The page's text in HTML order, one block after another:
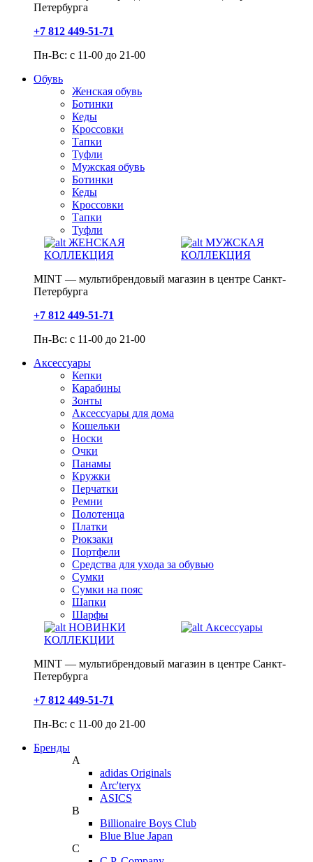
Петербурга
+7 812 449-51-71
Пн-Вс: с 11-00 до 21-00
Обувь
Женская обувь
Ботинки
Кеды
Кроссовки
Тапки
Туфли
Мужская обувь
Ботинки
Кеды
Кроссовки
Тапки
Туфли
ЖЕНСКАЯ
КОЛЛЕКЦИЯ
МУЖСКАЯ
КОЛЛЕКЦИЯ
MINT — мультибрендовый магазин в центре Санкт-
Петербурга
+7 812 449-51-71
Пн-Вс: с 11-00 до 21-00
Аксессуары
Кепки
Карабины
Зонты
Аксессуары для дома
Кошельки
Носки
Очки
Панамы
Кружки
Перчатки
Ремни
Полотенца
Платки
Рюкзаки
Портфели
Средства для ухода за обувью
Сумки
Сумки на пояс
Шапки
Шарфы
НОВИНКИ
КОЛЛЕКЦИИ
Аксессуары
MINT — мультибрендовый магазин в центре Санкт-
Петербурга
+7 812 449-51-71
Пн-Вс: с 11-00 до 21-00
Бренды
A
adidas Originals
Arc'teryx
ASICS
B
Billionaire Boys Club
Blue Blue Japan
C